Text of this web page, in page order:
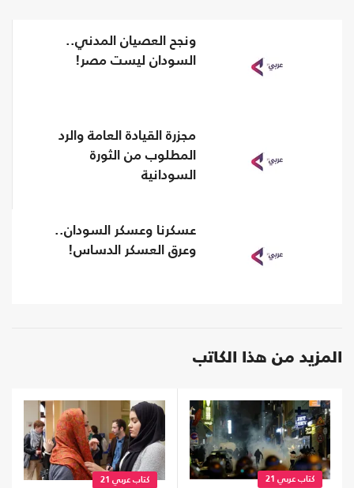
ونجح العصيان المدني..
السودان ليست مصر!
مجزرة القيادة العامة والرد
المطلوب من الثورة
السودانية
عسكرنا وعسكر السودان..
وعرق العسكر الدساس!
المزيد من هذا الكاتب
كتاب عربي 21 كتاب عربي 21